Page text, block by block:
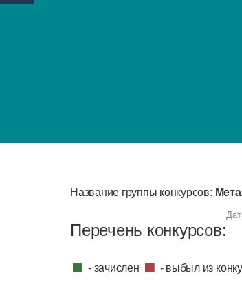
Название группы конкурсов:
Перечень конкурсов:
- зачислен - выбыл из